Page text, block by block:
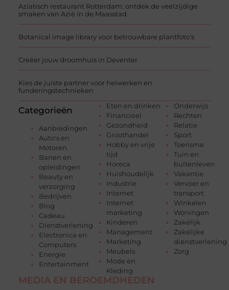
Aziatisch restaurant Rotterdam: ontdek de veelzijdige
smaken van Azië in de Maasstad
Botanical image library voor betrouwbare plantfoto’s
Creëer jouw droomhuis in Deventer
Kies de juiste partner voor heiwerken en
funderingstechnieken
Categorieën
Aanbiedingen
Auto's en
Motoren
Banen en
opleidingen
Beauty en
verzorging
Bedrijven
Blog
Cadeau
Dienstverlening
Electronica en
Computers
Energie
Entertainment
Eten en drinken
Financieel
Gezondheid
Groothandel
Hobby en vrije
tijd
Horeca
Huishoudelijk
Industrie
Internet
Internet
marketing
Kinderen
Management
Marketing
Meubels
Mode en
Kleding
Onderwijs
Rechten
Relatie
Sport
Toerisme
Tuin en
buitenleven
Vakantie
Vervoer en
transport
Winkelen
Woningen
Zakelijk
Zakelijke
dienstverlening
Zorg
MEDIA EN BEROEMDHEDEN